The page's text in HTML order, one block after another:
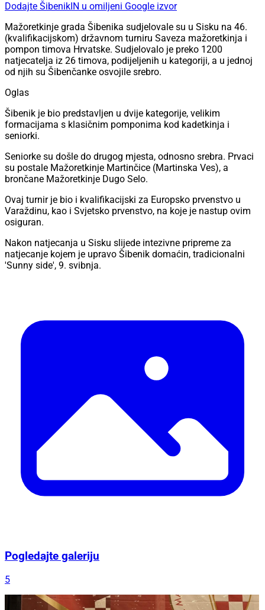
Dodajte ŠibenikIN u omiljeni Google izvor
Mažoretkinje grada Šibenika sudjelovale su u Sisku na 46.
(kvalifikacijskom) državnom turniru Saveza mažoretkinja i
pompon timova Hrvatske. Sudjelovalo je preko 1200
natjecatelja iz 26 timova, podijeljenih u kategoriji, a u jednoj
od njih su Šibenčanke osvojile srebro.
Oglas
Šibenik je bio predstavljen u dvije kategorije, velikim
formacijama s klasičnim pomponima kod kadetkinja i
seniorki.
Seniorke su došle do drugog mjesta, odnosno srebra. Prvaci
su postale Mažoretkinje Martinčice (Martinska Ves), a
brončane Mažoretkinje Dugo Selo.
Ovaj turnir je bio i kvalifikacijski za Europsko prvenstvo u
Varaždinu, kao i Svjetsko prvenstvo, na koje je nastup ovim
osiguran.
Nakon natjecanja u Sisku slijede intezivne pripreme za
natjecanje kojem je upravo Šibenik domaćin, tradicionalni
'Sunny side', 9. svibnja.
Pogledajte galeriju
5